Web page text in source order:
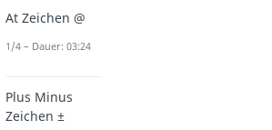
At Zeichen @
1/4 – Dauer: 03:24
Plus Minus
Zeichen ±